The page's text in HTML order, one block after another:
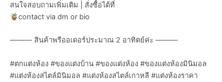
สนใจสอบถามเพิ่มเติม | สั่งซื้อได้ที่
contact via dm or bio
——— สินค้าพรีออเดอร์ประมาณ 2 อาทิตย์ค่ะ ———
#ตกแต่งห้อง #ของแต่งบ้าน #ของแต่งห้อง #ของแต่งห้องมินิมอล
#แต่งห้องสไตล์มินิมอล #แต่งห้องสไตล์เกาหลี #แต่งห้องราคา